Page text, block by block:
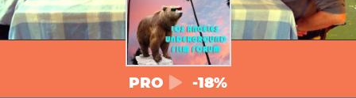
PRO -18%